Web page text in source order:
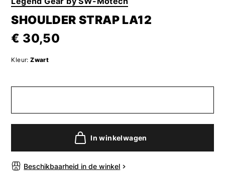
SHOULDER STRAP LA12
€ 30,50
Kleur: Zwart
In winkelwagen
Beschikbaarheid in de winkel